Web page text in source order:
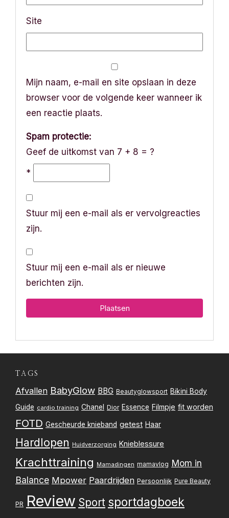
Site
Mijn naam, e-mail en site opslaan in deze
browser voor de volgende keer wanneer ik
een reactie plaats.
Spam protectie:
Geef de uitkomst van 7 + 8 = ?
*
Stuur mij een e-mail als er vervolgreacties
zijn.
Stuur mij een e-mail als er nieuwe
berichten zijn.
TAGS
Afvallen BabyGlow BBG Beautyglowsport Bikini Body
Guide cardio training Chanel Dior Essence Filmpje fit worden
FOTD Gescheurde knieband getest Haar
Hardlopen Huidverzorging Knieblessure
Krachttraining Mamadingen mamavlog Mom in
Balance Mpower Paardrijden Persoonlijk Pure Beauty
PR Review Sport sportdagboek